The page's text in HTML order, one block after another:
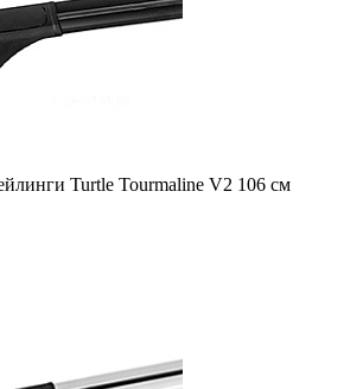
Turtle Tourmaline V2 106 см